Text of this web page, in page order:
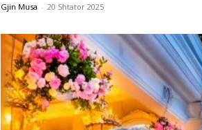
Gjin Musa - 20 Shtator 2025